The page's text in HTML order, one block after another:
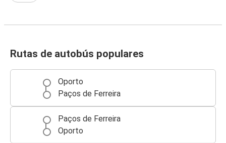
Rutas de autobús populares
Oporto
Paços de Ferreira
Paços de Ferreira
Oporto